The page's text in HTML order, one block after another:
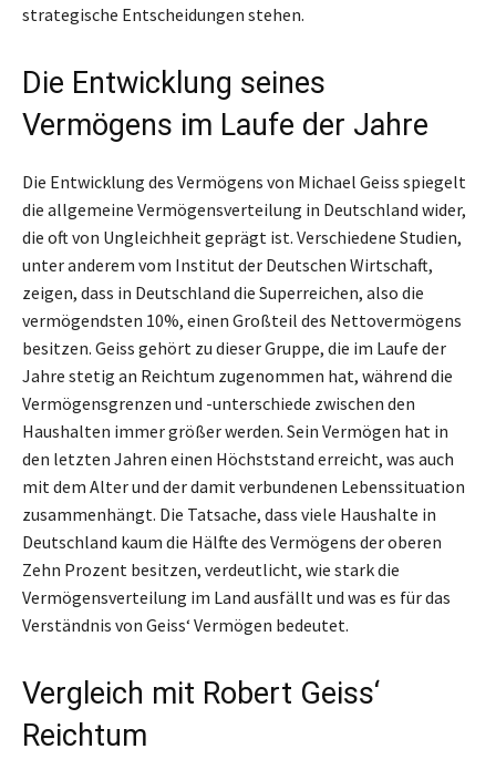
strategische Entscheidungen stehen.
Die Entwicklung seines
Vermögens im Laufe der Jahre
Die Entwicklung des Vermögens von Michael Geiss spiegelt
die allgemeine Vermögensverteilung in Deutschland wider,
die oft von Ungleichheit geprägt ist. Verschiedene Studien,
unter anderem vom Institut der Deutschen Wirtschaft,
zeigen, dass in Deutschland die Superreichen, also die
vermögendsten 10%, einen Großteil des Nettovermögens
besitzen. Geiss gehört zu dieser Gruppe, die im Laufe der
Jahre stetig an Reichtum zugenommen hat, während die
Vermögensgrenzen und -unterschiede zwischen den
Haushalten immer größer werden. Sein Vermögen hat in
den letzten Jahren einen Höchststand erreicht, was auch
mit dem Alter und der damit verbundenen Lebenssituation
zusammenhängt. Die Tatsache, dass viele Haushalte in
Deutschland kaum die Hälfte des Vermögens der oberen
Zehn Prozent besitzen, verdeutlicht, wie stark die
Vermögensverteilung im Land ausfällt und was es für das
Verständnis von Geiss‘ Vermögen bedeutet.
Vergleich mit Robert Geiss‘
Reichtum